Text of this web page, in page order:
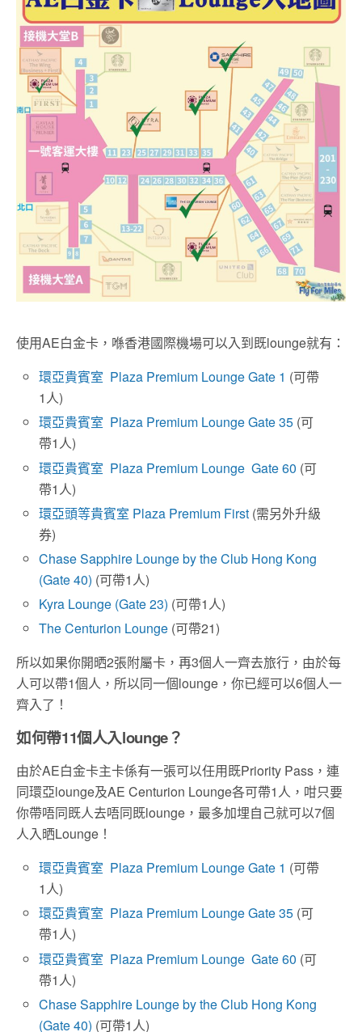
使用AE白金卡，喺香港國際機場可以入到既lounge就有：
環亞貴賓室 Plaza Premium Lounge Gate 1 (可帶
1人)
環亞貴賓室 Plaza Premium Lounge Gate 35 (可
帶1人)
環亞貴賓室 Plaza Premium Lounge Gate 60 (可
帶1人)
環亞頭等貴賓室 Plaza Premium First (需另外升級
券)
Chase Sapphire Lounge by the Club Hong Kong
(Gate 40) (可帶1人)
Kyra Lounge (Gate 23) (可帶1人)
The Centurion Lounge (可帶21)
所以如果你開晒2張附屬卡，再3個人一齊去旅行，由於每
人可以帶1個人，所以同一個lounge，你已經可以6個人一
齊入了！
如何帶11個人入lounge？
由於AE白金卡主卡係有一張可以任用既Priority Pass，連
同環亞lounge及AE Centurion Lounge各可帶1人，咁只要
你帶唔同既人去唔同既lounge，最多加埋自己就可以7個
人入晒Lounge！
環亞貴賓室 Plaza Premium Lounge Gate 1 (可帶
1人)
環亞貴賓室 Plaza Premium Lounge Gate 35 (可
帶1人)
環亞貴賓室 Plaza Premium Lounge Gate 60 (可
帶1人)
Chase Sapphire Lounge by the Club Hong Kong
(Gate 40) (可帶1人)